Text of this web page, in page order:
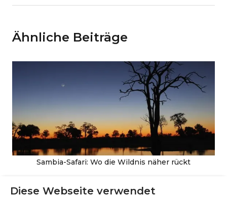
Cookie-Präferenzen
Notwendige (6)
Statistiken (2)
Marketing (32)
Nicht klassifiziert (1)
Diese Webseite verwendet
Ähnliche Beiträge
Sambia-Safari: Wo die Wildnis näher rückt